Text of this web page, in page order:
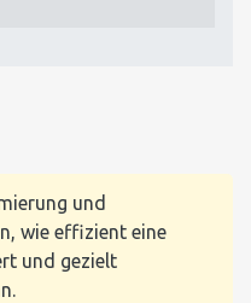
und
wie effizient eine
und gezielt